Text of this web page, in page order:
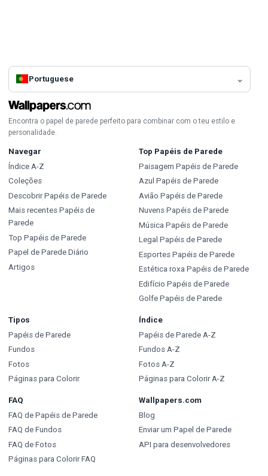
Portuguese
Encontra o papel de parede perfeito para combinar com o teu estilo e
personalidade.
Navegar
Índice A-Z
Coleções
Descobrir Papéis de Parede
Mais recentes Papéis de
Parede
Top Papéis de Parede
Papel de Parede Diário
Artigos
Top Papéis de Parede
Paisagem Papéis de Parede
Azul Papéis de Parede
Avião Papéis de Parede
Nuvens Papéis de Parede
Música Papéis de Parede
Legal Papéis de Parede
Esportes Papéis de Parede
Estética roxa Papéis de Parede
Edifício Papéis de Parede
Golfe Papéis de Parede
Tipos
Papéis de Parede
Fundos
Fotos
Páginas para Colorir
Índice
Papéis de Parede A-Z
Fundos A-Z
Fotos A-Z
Páginas para Colorir A-Z
FAQ
FAQ de Papéis de Parede
FAQ de Fundos
FAQ de Fotos
Páginas para Colorir FAQ
Wallpapers.com
Blog
Enviar um Papel de Parede
API para desenvolvedores